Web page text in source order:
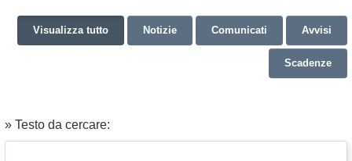
Visualizza tutto Notizie Comunicati Avvisi
Scadenze
» Testo da cercare: